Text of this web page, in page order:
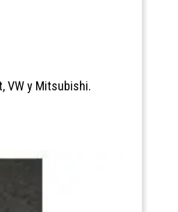
VW y Mitsubishi.